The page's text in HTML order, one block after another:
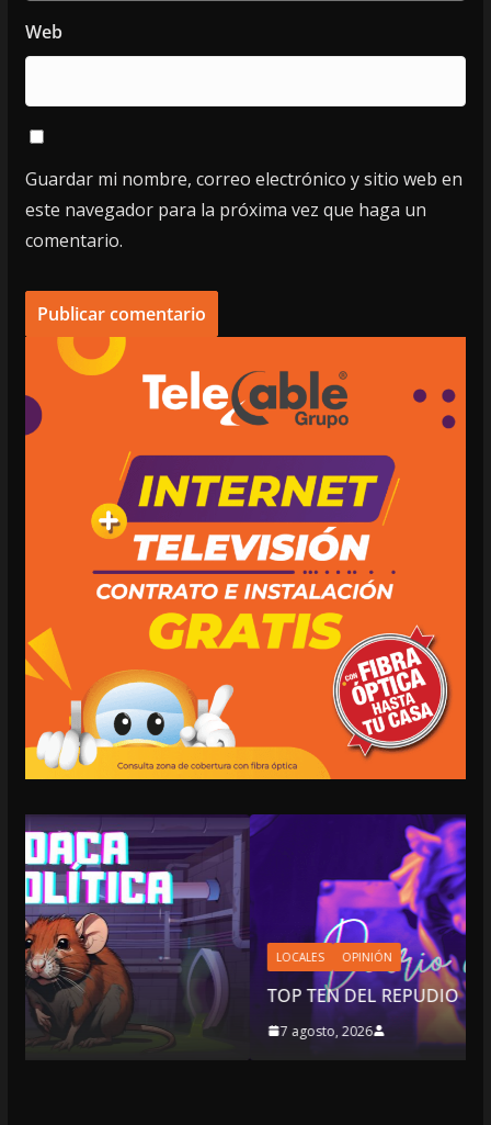
Web
Guardar mi nombre, correo electrónico y sitio web en
este navegador para la próxima vez que haga un
comentario.
LOCALES OPINIÓN
TOP TEN DEL REPUDIO
7 agosto, 2026